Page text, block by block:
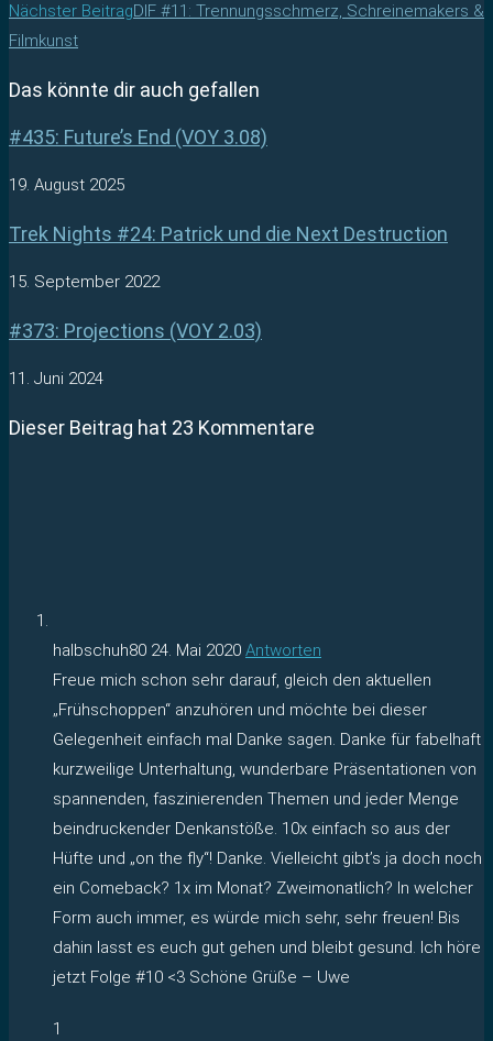
Nächster BeitragDIF #11: Trennungsschmerz, Schreinemakers &
Filmkunst
Das könnte dir auch gefallen
#435: Future’s End (VOY 3.08)
19. August 2025
Trek Nights #24: Patrick und die Next Destruction
15. September 2022
#373: Projections (VOY 2.03)
11. Juni 2024
Dieser Beitrag hat 23 Kommentare
halbschuh80 24. Mai 2020 Antworten
Freue mich schon sehr darauf, gleich den aktuellen
„Frühschoppen“ anzuhören und möchte bei dieser
Gelegenheit einfach mal Danke sagen. Danke für fabelhaft
kurzweilige Unterhaltung, wunderbare Präsentationen von
spannenden, faszinierenden Themen und jeder Menge
beindruckender Denkanstöße. 10x einfach so aus der
Hüfte und „on the fly“! Danke. Vielleicht gibt’s ja doch noch
ein Comeback? 1x im Monat? Zweimonatlich? In welcher
Form auch immer, es würde mich sehr, sehr freuen! Bis
dahin lasst es euch gut gehen und bleibt gesund. Ich höre
jetzt Folge #10 <3 Schöne Grüße – Uwe
1